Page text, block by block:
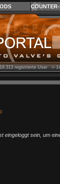
registrierte User ››
eingeloggt sein, um